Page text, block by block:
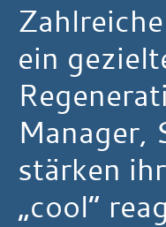
ein
Manager,
stärken
„cool“